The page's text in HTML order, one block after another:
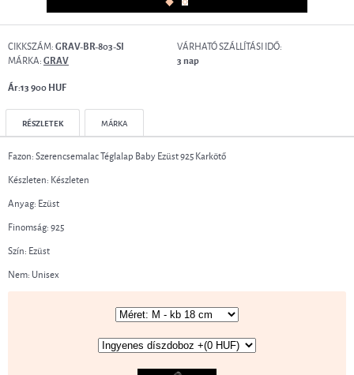
CIKKSZÁM:GRAV-BR-803-SI
MÁRKA:GRAV
VÁRHATÓ SZÁLLÍTÁSI IDŐ:
3 nap
Ár:13 900 HUF
RÉSZLETEK MÁRKA
Fazon: Szerencsemalac Téglalap Baby Ezüst 925 Karkötő
Készleten: Készleten
Anyag: Ezüst
Finomság: 925
Szín: Ezüst
Nem: Unisex